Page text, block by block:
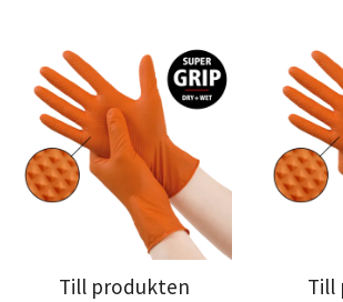
Till produkten Till